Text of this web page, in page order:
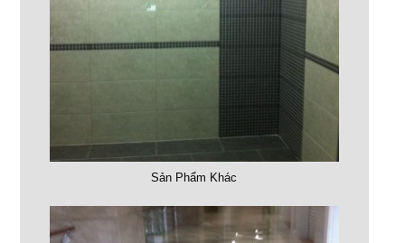
Sản Phẩm Khác